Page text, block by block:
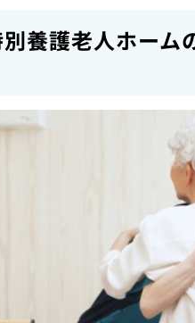
養護老人ホーム